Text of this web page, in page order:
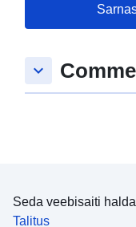
keyboard_arrow_down
Seda veebisaiti
Talitus